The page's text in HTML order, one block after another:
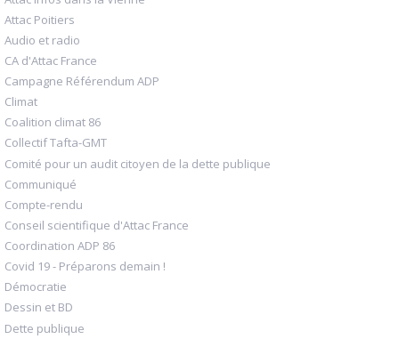
Attac Poitiers
Audio et radio
CA d'Attac France
Campagne Référendum ADP
Climat
Coalition climat 86
Collectif Tafta-GMT
Comité pour un audit citoyen de la dette publique
Communiqué
Compte-rendu
Conseil scientifique d'Attac France
Coordination ADP 86
Covid 19 - Préparons demain !
Démocratie
Dessin et BD
Dette publique